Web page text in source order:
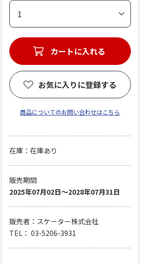
カートに入れる
お気に入りに登録する
商品についてのお問い合わせはこちら
在庫：在庫あり
販売期間
2025年07月02日～2028年07月31日
販売者：スケーター株式会社
TEL： 03-5206-3931